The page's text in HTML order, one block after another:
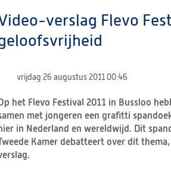
verslag Flevo
vrijdag 26 augustus 201100:46
het Flevo Festival 2011 in Bussloo
met jongeren een grafitti
in Nederland en wereldwijd. Dit
Tweede Kamer debatteert over dit